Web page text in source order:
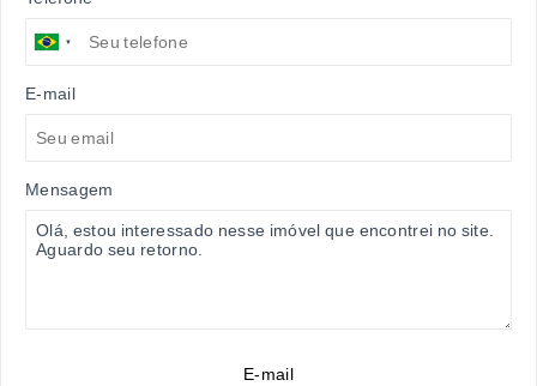
E-mail
Mensagem
E-mail